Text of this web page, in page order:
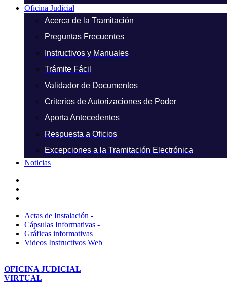
Oficina Judicial
Acerca de la Tramitación
Preguntas Frecuentes
Instructivos y Manuales
Trámite Fácil
Validador de Documentos
Criterios de Autorizaciones de Poder
Aporta Antecedentes
Respuesta a Oficios
Excepciones a la Tramitación Electrónica
Noticias
Actas de Instalación -
Cápsulas Informativas -
Gráficas informativas
Videos Instructivos Web
OFICINA JUDICIAL
VIRTUAL